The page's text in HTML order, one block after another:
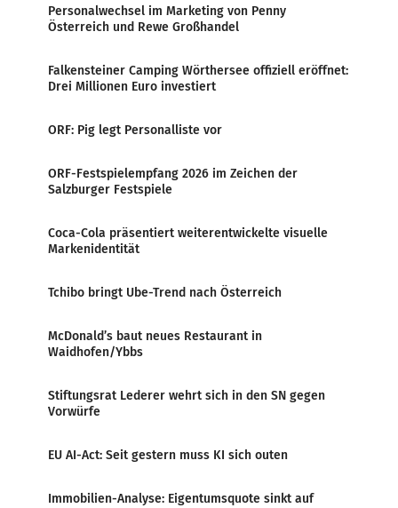
Personalwechsel im Marketing von Penny
Österreich und Rewe Großhandel
Falkensteiner Camping Wörthersee offiziell eröffnet:
Drei Millionen Euro investiert
ORF: Pig legt Personalliste vor
ORF-Festspielempfang 2026 im Zeichen der
Salzburger Festspiele
Coca-Cola präsentiert weiterentwickelte visuelle
Markenidentität
Tchibo bringt Ube-Trend nach Österreich
McDonald’s baut neues Restaurant in
Waidhofen/Ybbs
Stiftungsrat Lederer wehrt sich in den SN gegen
Vorwürfe
EU AI-Act: Seit gestern muss KI sich outen
Immobilien-Analyse: Eigentumsquote sinkt auf